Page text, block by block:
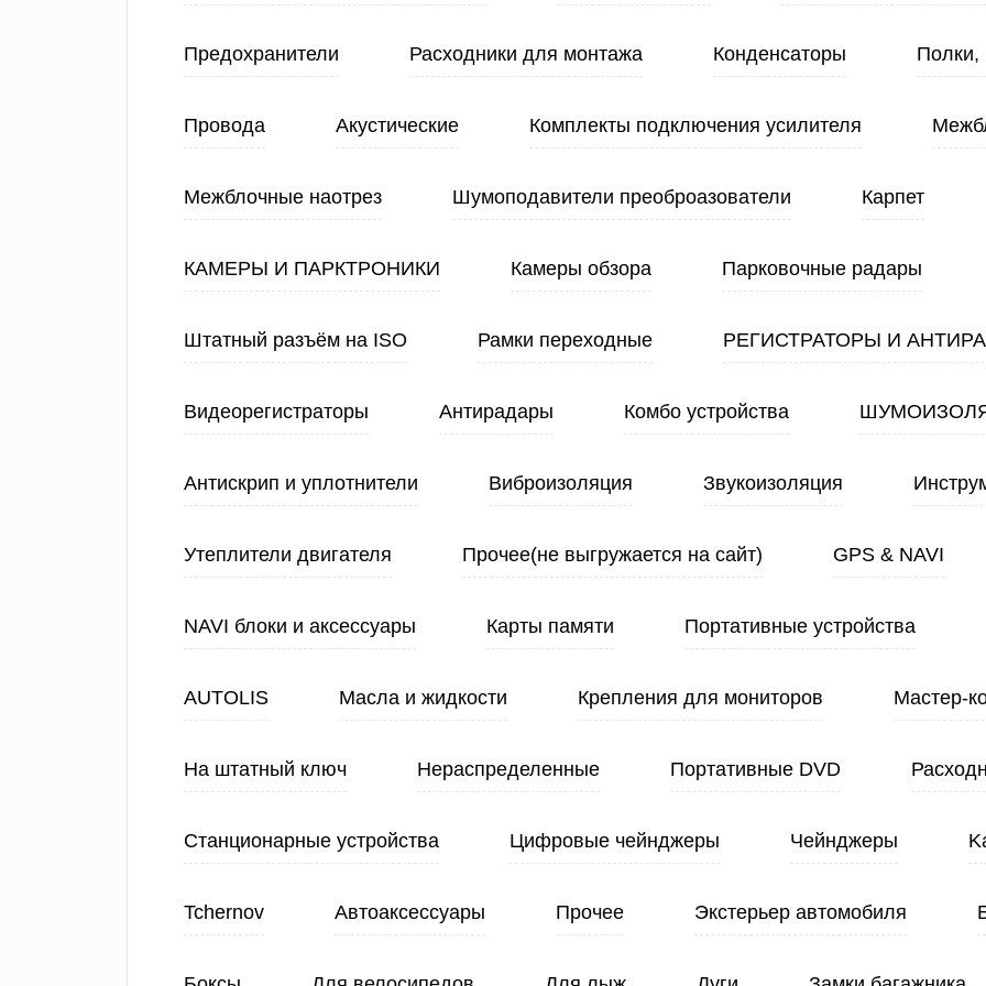
Предохранители Расходники для монтажа Конденсаторы Полки,
Провода Акустические Комплекты подключения усилителя
Межблочные наотрез Шумоподавители преоброазователи Карпет
КАМЕРЫ И ПАРКТРОНИКИ Камеры обзора Парковочные радары
Штатный разъём на ISO Рамки переходные РЕГИСТРАТОРЫ И
Видеорегистраторы Антирадары Комбо устройства
Антискрип и уплотнители Виброизоляция Звукоизоляция
Утеплители двигателя Прочее(не выгружается на сайт) GPS & NAVI
NAVI блоки и аксессуары Карты памяти Портативные устройства
AUTOLIS Масла и жидкости Крепления для мониторов Мастер-
На штатный ключ Нераспределенные Портативные DVD
Станционарные устройства Цифровые чейнджеры Чейнджеры
Tchernov Автоаксессуары Прочее Экстерьер автомобиля